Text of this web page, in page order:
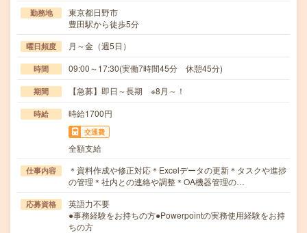
勤務地
東京都日野市
豊田駅から徒歩5分
曜日頻度 月～金（週5日）
時間 09:00～17:30(実働7時間45分 休憩45分)
期間 【急募】即日～長期 ※8月～！
時給 時給1700円
交通費
全額支給
仕事内容
＊資料作成や修正対応＊Excelデータの更新＊タスクや進捗
の管理＊社内との連絡や調整＊OA機器管理の…
応募資格
英語力不要
●事務経験をお持ちの方●Powerpointの実務使用経験をお持
ちの方